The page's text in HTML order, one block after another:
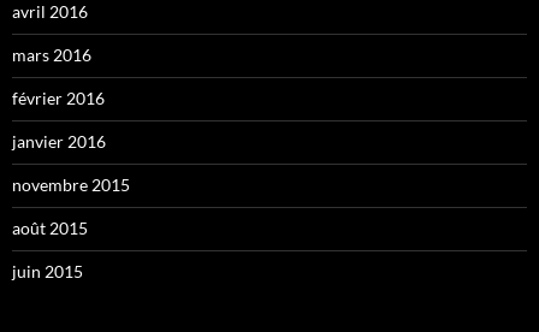
avril 2016
mars 2016
février 2016
janvier 2016
novembre 2015
août 2015
juin 2015